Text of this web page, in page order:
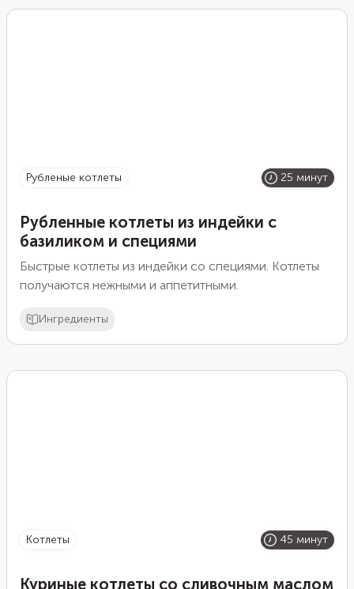
рубленые котлеты 25 минут
Рубленные котлеты из индейки с
базиликом и специями
Быстрые котлеты из индейки со специями. Котлеты
получаются нежными и аппетитными.
Ингредиенты
котлеты 45 минут
Куриные котлеты со сливочным маслом